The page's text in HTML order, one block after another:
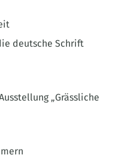
deutsche Schrift
„Grässliche